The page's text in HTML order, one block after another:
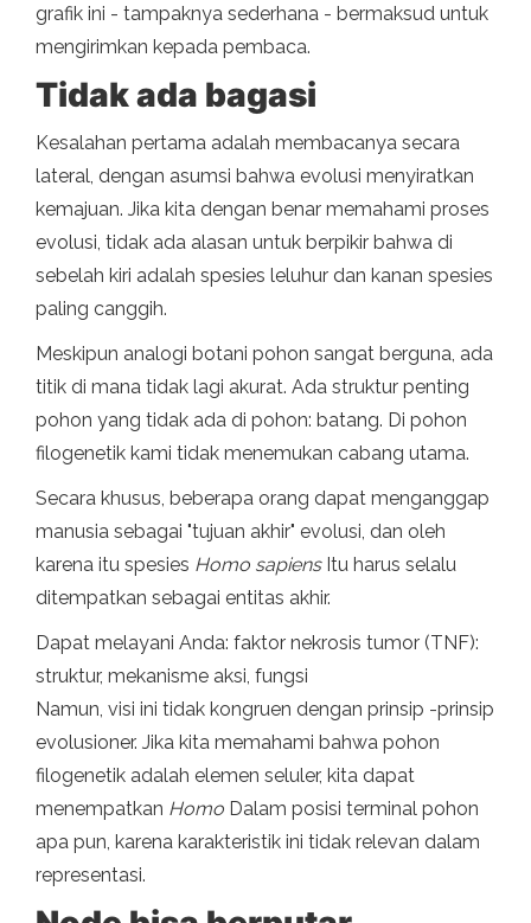
grafik ini - tampaknya sederhana - bermaksud untuk
mengirimkan kepada pembaca.
Tidak ada bagasi
Kesalahan pertama adalah membacanya secara
lateral, dengan asumsi bahwa evolusi menyiratkan
kemajuan. Jika kita dengan benar memahami proses
evolusi, tidak ada alasan untuk berpikir bahwa di
sebelah kiri adalah spesies leluhur dan kanan spesies
paling canggih.
Meskipun analogi botani pohon sangat berguna, ada
titik di mana tidak lagi akurat. Ada struktur penting
pohon yang tidak ada di pohon: batang. Di pohon
filogenetik kami tidak menemukan cabang utama.
Secara khusus, beberapa orang dapat menganggap
manusia sebagai "tujuan akhir" evolusi, dan oleh
karena itu spesies Homo sapiens Itu harus selalu
ditempatkan sebagai entitas akhir.
Dapat melayani Anda: faktor nekrosis tumor (TNF):
struktur, mekanisme aksi, fungsi
Namun, visi ini tidak kongruen dengan prinsip -prinsip
evolusioner. Jika kita memahami bahwa pohon
filogenetik adalah elemen seluler, kita dapat
menempatkan Homo Dalam posisi terminal pohon
apa pun, karena karakteristik ini tidak relevan dalam
representasi.